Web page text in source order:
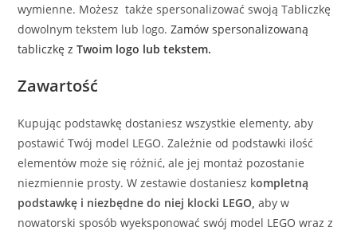
wymienne. Możesz także spersonalizować swoją Tabliczkę
dowolnym tekstem lub logo.Zamów spersonalizowaną
tabliczkę zTwoim logo lub tekstem.
Zawartość
Kupując podstawkę dostaniesz wszystkie elementy, aby
postawić Twój model LEGO. Zależnie od podstawki ilość
elementów może się różnić, ale jej montaż pozostanie
niezmiennie prosty. W zestawie dostaniesz kompletną
podstawkę i niezbędne do niej klocki LEGO,aby w
nowatorski sposób wyeksponować swój model LEGO wraz z